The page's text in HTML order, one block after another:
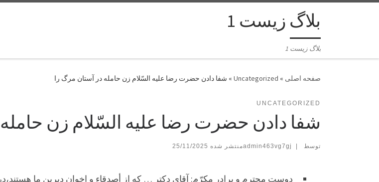
بلاگ زیست 1
بلاگ زیست 1
»
Uncategorized
» شفا دادن حضرت رضا عليه السّلام زن حامله در آستان مرگ را
UNCATEGORIZED
شفا دادن حضرت رضا عليه السّلام زن
توسط admin463vg7gj
25/11/2025